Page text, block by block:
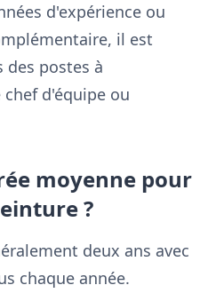
d'expérience ou
il est
des postes à
d'équipe ou
moyenne pour
?
deux ans avec
chaque année.